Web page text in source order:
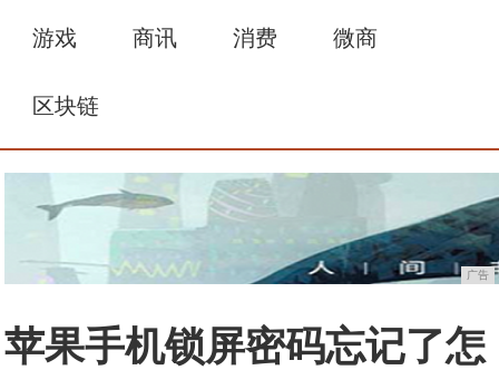
游戏 商讯 消费 微商
区块链
广告
苹果手机锁屏密码忘记了怎